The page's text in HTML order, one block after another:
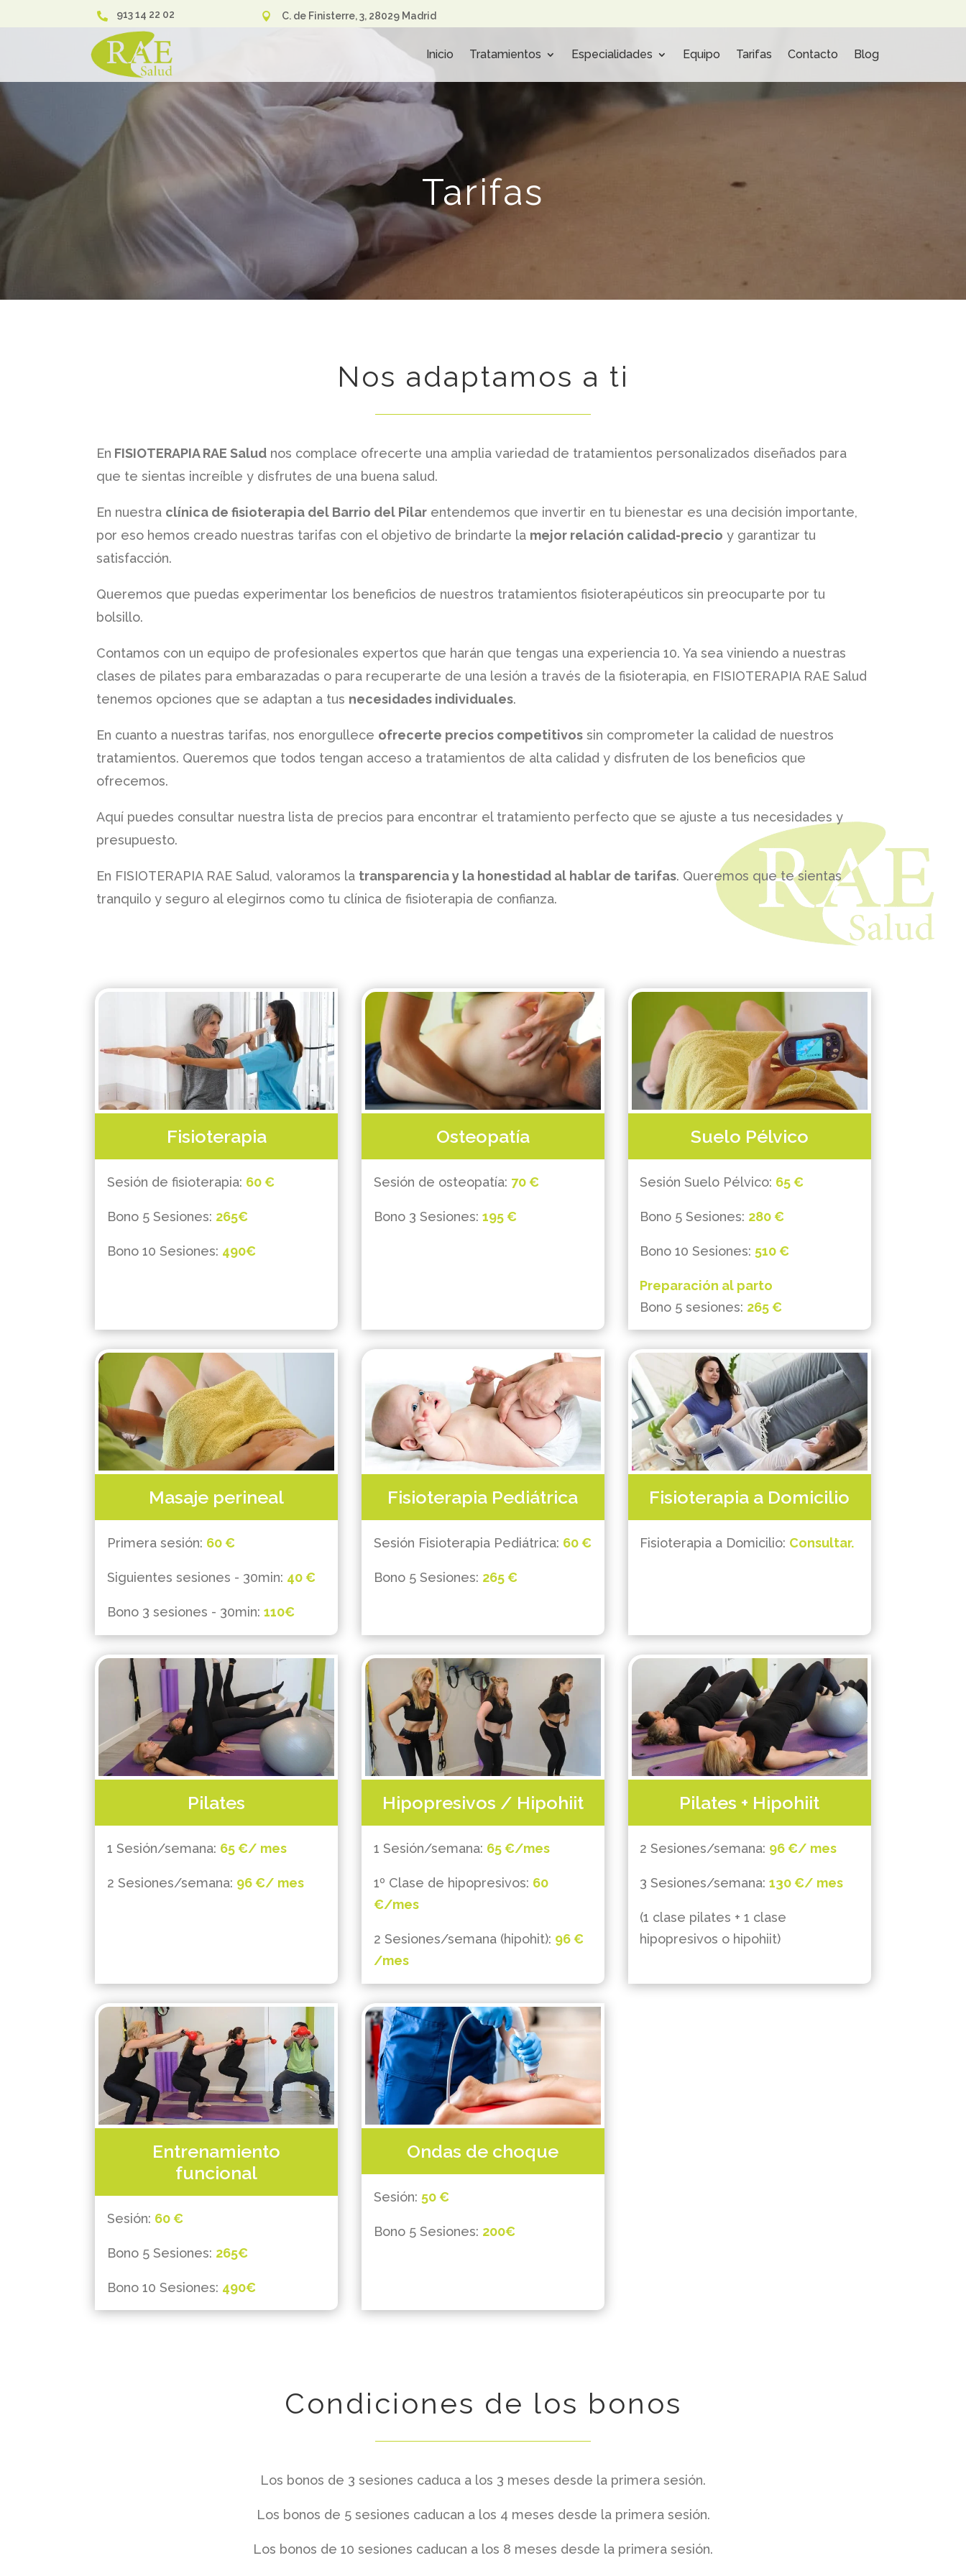
 913 14 22 02  C. de Finisterre, 3, 28029 Madrid
Inicio Tratamientos Especialidades Equipo Tarifas Contacto Blog
Tarifas
Nos adaptamos a ti
En FISIOTERAPIA RAE Salud nos complace ofrecerte una amplia variedad de tratamientos personalizados diseñados para
que te sientas increíble y disfrutes de una buena salud.
En nuestra clínica de fisioterapia del Barrio del Pilar entendemos que invertir en tu bienestar es una decisión importante,
por eso hemos creado nuestras tarifas con el objetivo de brindarte la mejor relación calidad-precio y garantizar tu
satisfacción.
Queremos que puedas experimentar los beneficios de nuestros tratamientos fisioterapéuticos sin preocuparte por tu
bolsillo.
Contamos con un equipo de profesionales expertos que harán que tengas una experiencia 10. Ya sea viniendo a nuestras
clases de pilates para embarazadas o para recuperarte de una lesión a través de la fisioterapia, en FISIOTERAPIA RAE Salud
tenemos opciones que se adaptan a tus necesidades individuales.
En cuanto a nuestras tarifas, nos enorgullece ofrecerte precios competitivos sin comprometer la calidad de nuestros
tratamientos. Queremos que todos tengan acceso a tratamientos de alta calidad y disfruten de los beneficios que
ofrecemos.
Aquí puedes consultar nuestra lista de precios para encontrar el tratamiento perfecto que se ajuste a tus necesidades y
presupuesto.
En FISIOTERAPIA RAE Salud, valoramos la transparencia y la honestidad al hablar de tarifas. Queremos que te sientas
tranquilo y seguro al elegirnos como tu clínica de fisioterapia de confianza.
Fisioterapia
Sesión de fisioterapia: 60 €
Bono 5 Sesiones: 265€
Bono 10 Sesiones: 490€
Osteopatía
Sesión de osteopatía: 70 €
Bono 3 Sesiones: 195 €
Suelo Pélvico
Sesión Suelo Pélvico: 65 €
Bono 5 Sesiones: 280 €
Bono 10 Sesiones: 510 €
Preparación al parto
Bono 5 sesiones: 265 €
Masaje perineal
Primera sesión: 60 €
Siguientes sesiones - 30min: 40 €
Bono 3 sesiones - 30min: 110€
Fisioterapia Pediátrica
Sesión Fisioterapia Pediátrica: 60 €
Bono 5 Sesiones: 265 €
Fisioterapia a Domicilio
Fisioterapia a Domicilio: Consultar.
Pilates
1 Sesión/semana: 65 €/ mes
2 Sesiones/semana: 96 €/ mes
Hipopresivos / Hipohiit
1 Sesión/semana: 65 €/mes
1º Clase de hipopresivos: 60
€/mes
2 Sesiones/semana (hipohit): 96 €
/mes
Pilates + Hipohiit
2 Sesiones/semana: 96 €/ mes
3 Sesiones/semana:130 €/ mes
(1 clase pilates + 1 clase
hipopresivos o hipohiit)
Entrenamiento
funcional
Sesión: 60 €
Bono 5 Sesiones: 265€
Bono 10 Sesiones: 490€
Ondas de choque
Sesión: 50 €
Bono 5 Sesiones: 200€
Condiciones de los bonos
Los bonos de 3 sesiones caduca a los 3 meses desde la primera sesión.
Los bonos de 5 sesiones caducan a los 4 meses desde la primera sesión.
Los bonos de 10 sesiones caducan a los 8 meses desde la primera sesión.